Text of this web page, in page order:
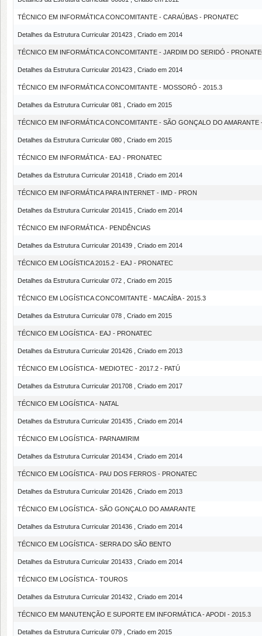
TÉCNICO EM INFORMÁTICA CONCOMITANTE - CARAÚBAS - PRONATEC
Detalhes da Estrutura Curricular 201423 , Criado em 2014
TÉCNICO EM INFORMÁTICA CONCOMITANTE - JARDIM DO SERIDÓ -
Detalhes da Estrutura Curricular 201423 , Criado em 2014
TÉCNICO EM INFORMÁTICA CONCOMITANTE - MOSSORÓ - 2015.3
Detalhes da Estrutura Curricular 081 , Criado em 2015
TÉCNICO EM INFORMÁTICA CONCOMITANTE - SÃO GONÇALO DO AMARANTE
Detalhes da Estrutura Curricular 080 , Criado em 2015
TÉCNICO EM INFORMÁTICA - EAJ - PRONATEC
Detalhes da Estrutura Curricular 201418 , Criado em 2014
TÉCNICO EM INFORMÁTICA PARA INTERNET - IMD - PRON
Detalhes da Estrutura Curricular 201415 , Criado em 2014
TÉCNICO EM INFORMÁTICA - PENDÊNCIAS
Detalhes da Estrutura Curricular 201439 , Criado em 2014
TÉCNICO EM LOGÍSTICA 2015.2 - EAJ - PRONATEC
Detalhes da Estrutura Curricular 072 , Criado em 2015
TÉCNICO EM LOGÍSTICA CONCOMITANTE - MACAÍBA - 2015.3
Detalhes da Estrutura Curricular 078 , Criado em 2015
TÉCNICO EM LOGÍSTICA - EAJ - PRONATEC
Detalhes da Estrutura Curricular 201426 , Criado em 2013
TÉCNICO EM LOGÍSTICA - MEDIOTEC - 2017.2 - PATÚ
Detalhes da Estrutura Curricular 201708 , Criado em 2017
TÉCNICO EM LOGÍSTICA - NATAL
Detalhes da Estrutura Curricular 201435 , Criado em 2014
TÉCNICO EM LOGÍSTICA - PARNAMIRIM
Detalhes da Estrutura Curricular 201434 , Criado em 2014
TÉCNICO EM LOGÍSTICA - PAU DOS FERROS - PRONATEC
Detalhes da Estrutura Curricular 201426 , Criado em 2013
TÉCNICO EM LOGÍSTICA - SÃO GONÇALO DO AMARANTE
Detalhes da Estrutura Curricular 201436 , Criado em 2014
TÉCNICO EM LOGÍSTICA - SERRA DO SÃO BENTO
Detalhes da Estrutura Curricular 201433 , Criado em 2014
TÉCNICO EM LOGÍSTICA - TOUROS
Detalhes da Estrutura Curricular 201432 , Criado em 2014
TÉCNICO EM MANUTENÇÃO E SUPORTE EM INFORMÁTICA - APODI - 2015.3
Detalhes da Estrutura Curricular 079 , Criado em 2015